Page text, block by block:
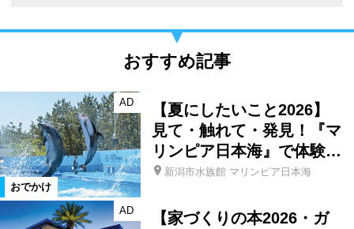
おすすめ記事
おでかけ
AD
【夏にしたいこと2026】
見て・触れて・発見！『マ
リンピア日本海』で体験…
新潟市水族館 マリンピア日本海
AD
【家づくりの本2026・ガ